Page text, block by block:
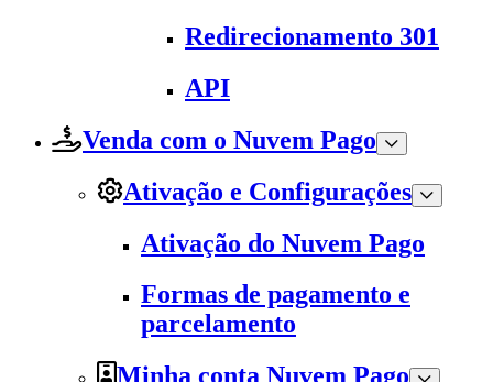
Redirecionamento 301
API
Venda com o Nuvem Pago
Ativação e Configurações
Ativação do Nuvem Pago
Formas de pagamento e
parcelamento
Minha conta Nuvem Pago